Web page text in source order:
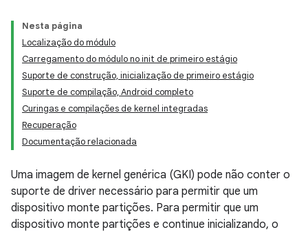
Nesta página
Localização do módulo
Carregamento do módulo no init de primeiro estágio
Suporte de construção, inicialização de primeiro estágio
Suporte de compilação, Android completo
Curingas e compilações de kernel integradas
Recuperação
Documentação relacionada
Uma imagem de kernel genérica (GKI) pode não conter o
suporte de driver necessário para permitir que um
dispositivo monte partições. Para permitir que um
dispositivo monte partições e continue inicializando, o